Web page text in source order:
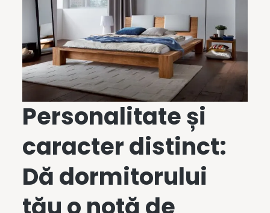
Personalitate și
caracter distinct:
Dă dormitorului